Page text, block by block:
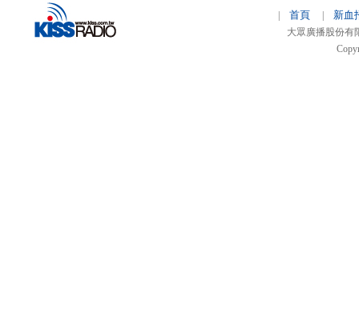
| 首頁| 新血
大眾廣播股份有